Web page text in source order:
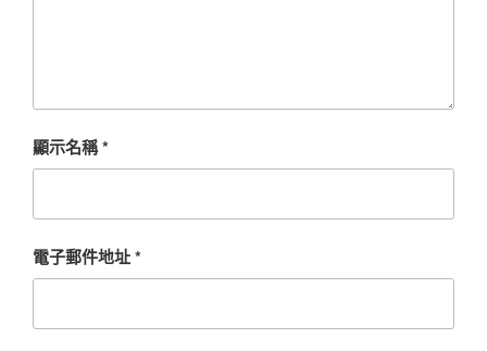
顯示名稱*
電子郵件地址*